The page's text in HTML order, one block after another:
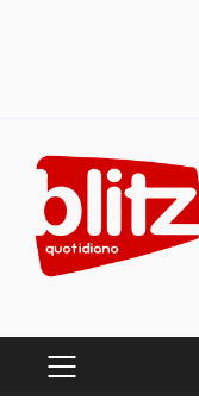
content
PRIMARY